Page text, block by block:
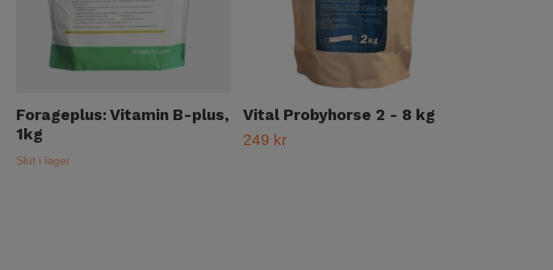
Forageplus: Vitamin B-plus,
1kg
Slut i lager
Vital Probyhorse 2 - 8 kg
249 kr